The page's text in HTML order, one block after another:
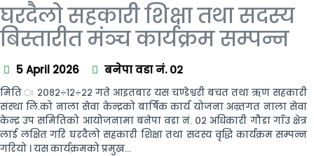
घरदैलो सहकारी शिक्षा तथा सदस्य
बिस्तारीत मंञ्च कार्यक्रम सम्पन्न
5 April 2026 बनेपा वडा नं. ०२
मिति ः २०८२÷१२÷२२ गते आइतबार यस चण्डेश्वरी बचत तथा ऋण सहकारी
संस्था लि.को नाला सेवा केन्द्रको बार्षिक कार्य योजना अन्र्तगत नाला सेवा
केन्द्र उप समितिको आयोजनामा बनेपा वडा नं. ०२ अधिकारी गौडा गाँउ क्षेत्र
लाई लक्षित गरि घरदैलो सहकारी शिक्षा तथा सदस्य वृद्धि कार्यक्रम सम्पन्न
गरियो । यस कार्यक्रमको प्रमुख...